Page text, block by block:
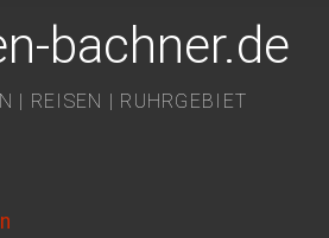
bachner.de
| REISEN | RUHRGEBIET